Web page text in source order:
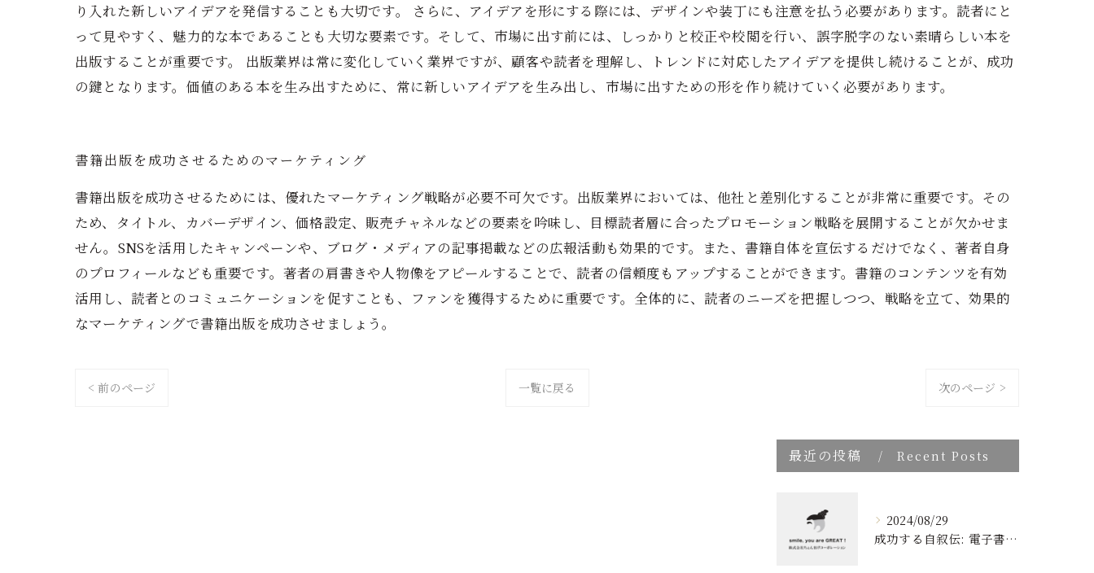
り入れた新しいアイデアを発信することも大切です。 さらに、アイデアを形にする際には、デザインや装丁にも注意を払う必要があります。読者にと
って見やすく、魅力的な本であることも大切な要素です。そして、市場に出す前には、しっかりと校正や校閲を行い、誤字脱字のない素晴らしい本を
出版することが重要です。 出版業界は常に変化していく業界ですが、顧客や読者を理解し、トレンドに対応したアイデアを提供し続けることが、成功
の鍵となります。価値のある本を生み出すために、常に新しいアイデアを生み出し、市場に出すための形を作り続けていく必要があります。
書籍出版を成功させるためのマーケティング
書籍出版を成功させるためには、優れたマーケティング戦略が必要不可欠です。出版業界においては、他社と差別化することが非常に重要です。その
ため、タイトル、カバーデザイン、価格設定、販売チャネルなどの要素を吟味し、目標読者層に合ったプロモーション戦略を展開することが欠かせま
せん。SNSを活用したキャンペーンや、ブログ・メディアの記事掲載などの広報活動も効果的です。また、書籍自体を宣伝するだけでなく、著者自身
のプロフィールなども重要です。著者の肩書きや人物像をアピールすることで、読者の信頼度もアップすることができます。書籍のコンテンツを有効
活用し、読者とのコミュニケーションを促すことも、ファンを獲得するために重要です。全体的に、読者のニーズを把握しつつ、戦略を立て、効果的
なマーケティングで書籍出版を成功させましょう。
< 前のページ 一覧に戻る 次のページ >
最近の投稿 Recent Posts
2024/08/29
成功する自叙伝: 電子書籍ブランディングの新しい視点